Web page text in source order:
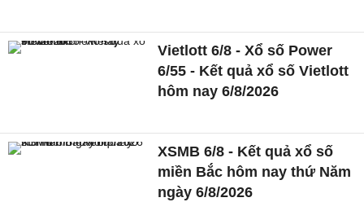
Vietlott 6/8 - Xổ số Power
6/55 - Kết quả xổ số Vietlott
hôm nay 6/8/2026
XSMB 6/8 - Kết quả xổ số
miền Bắc hôm nay thứ Năm
ngày 6/8/2026